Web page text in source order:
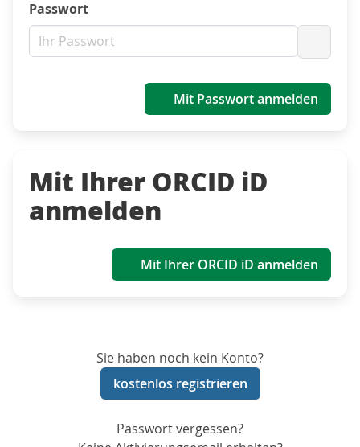
Passwort
Mit Passwort anmelden
Mit Ihrer ORCID iD
anmelden
Mit Ihrer ORCID iD anmelden
Sie haben noch kein Konto?
kostenlos registrieren
Passwort vergessen?